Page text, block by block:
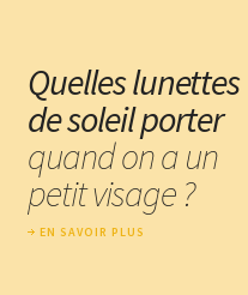
Quelles lunettes
de soleil porter
quand on a un
petit visage ?
EN SAVOIR PLUS